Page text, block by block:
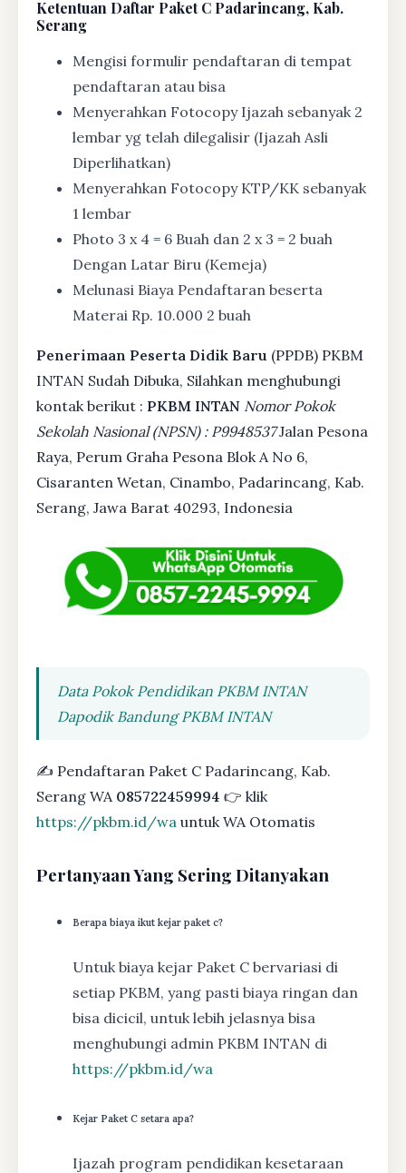
Ketentuan Daftar Paket C Padarincang, Kab.
Serang
Mengisi formulir pendaftaran di tempat
pendaftaran atau bisa
Menyerahkan Fotocopy Ijazah sebanyak 2
lembar yg telah dilegalisir (Ijazah Asli
Diperlihatkan)
Menyerahkan Fotocopy KTP/KK sebanyak
1 lembar
Photo 3 x 4 = 6 Buah dan 2 x 3 = 2 buah
Dengan Latar Biru (Kemeja)
Melunasi Biaya Pendaftaran beserta
Materai Rp. 10.000 2 buah
Penerimaan Peserta Didik Baru (PPDB) PKBM
INTAN Sudah Dibuka, Silahkan menghubungi
kontak berikut : PKBM INTAN Nomor Pokok
Sekolah Nasional (NPSN) : P9948537Jalan Pesona
Raya, Perum Graha Pesona Blok A No 6,
Cisaranten Wetan, Cinambo, Padarincang, Kab.
Serang, Jawa Barat 40293, Indonesia
Data Pokok Pendidikan PKBM INTAN
Dapodik Bandung PKBM INTAN
✍ Pendaftaran Paket C Padarincang, Kab.
Serang WA 085722459994 👉 klik
https://pkbm.id/wa untuk WA Otomatis
Pertanyaan Yang Sering Ditanyakan
Berapa biaya ikut kejar paket c?
Untuk biaya kejar Paket C bervariasi di
setiap PKBM, yang pasti biaya ringan dan
bisa dicicil, untuk lebih jelasnya bisa
menghubungi admin PKBM INTAN di
https://pkbm.id/wa
Kejar Paket C setara apa?
Ijazah program pendidikan kesetaraan